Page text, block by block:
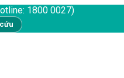
1800 0027)